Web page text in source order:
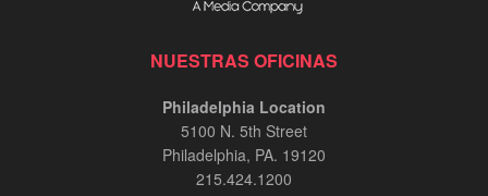
NUESTRAS OFICINAS
Philadelphia Location
5100 N. 5th Street
Philadelphia, PA. 19120
215.424.1200